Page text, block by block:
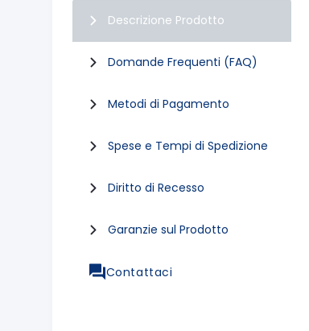
Descrizione Prodotto
Domande Frequenti (FAQ)
Metodi di Pagamento
Spese e Tempi di Spedizione
Diritto di Recesso
Garanzie sul Prodotto
Contattaci